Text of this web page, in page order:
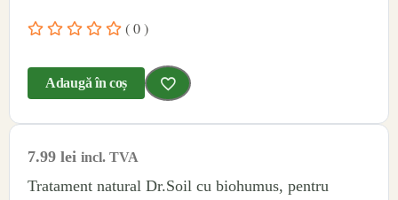
( 0 )
Adaugă în coș
7.99 lei incl. TVA
Tratament natural Dr.Soil cu biohumus, pentru